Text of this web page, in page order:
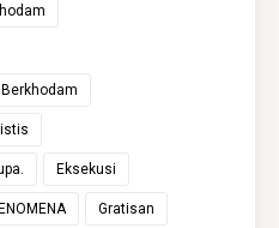
Eksekusi
Gratisan